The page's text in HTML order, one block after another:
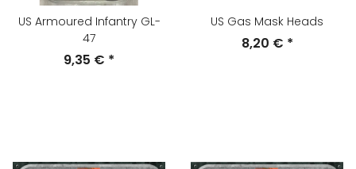
US Armoured Infantry GL-
47
9,35 € *
US Gas Mask Heads
8,20 € *